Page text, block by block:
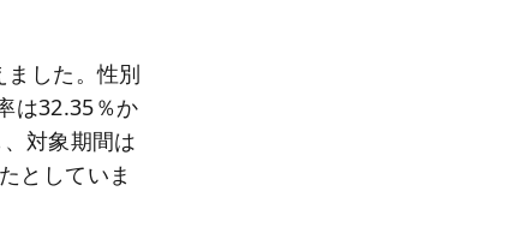
した。性別
は32.35％か
対象期間は
としていま